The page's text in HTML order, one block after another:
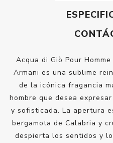
Acqua di Giò Pour
Armani es una sublime
de la icónica fragancia
hombre que desea
y sofisticada. La apertura
bergamota de Calabria y
despierta los sentidos y